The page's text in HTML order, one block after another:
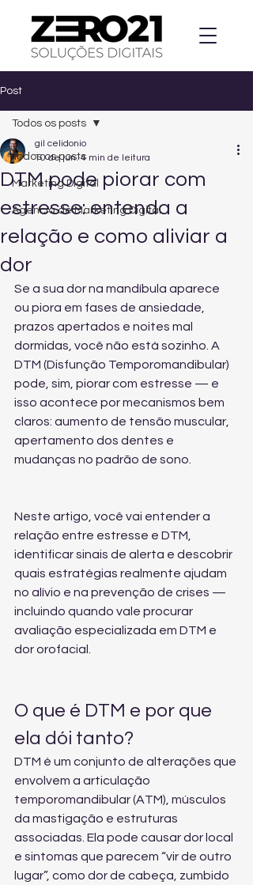
Post
Todos os posts
Marketing Digital
Agencia de Marketing Digital
Todos os posts
DTM pode piorar com
estresse: entenda a
relação e como aliviar a
dor
gil celidonio
10 de jun. 4 min de leitura
Se a sua dor na mandíbula aparece
ou piora em fases de ansiedade,
prazos apertados e noites mal
dormidas, você não está sozinho. A
DTM (Disfunção Temporomandibular)
pode, sim, piorar com estresse — e
isso acontece por mecanismos bem
claros: aumento de tensão muscular,
apertamento dos dentes e
mudanças no padrão de sono.
Neste artigo, você vai entender a
relação entre estresse e DTM,
identificar sinais de alerta e descobrir
quais estratégias realmente ajudam
no alívio e na prevenção de crises —
incluindo quando vale procurar
avaliação especializada em DTM e
dor orofacial
O que é DTM e por que
ela dói tanto?
DTM é um conjunto de alterações que
envolvem a articulação
temporomandibular (ATM), músculos
da mastigação e estruturas
associadas. Ela pode causar dor local
e sintomas que parecem “vir de outro
lugar”, como dor de cabeça, zumbido